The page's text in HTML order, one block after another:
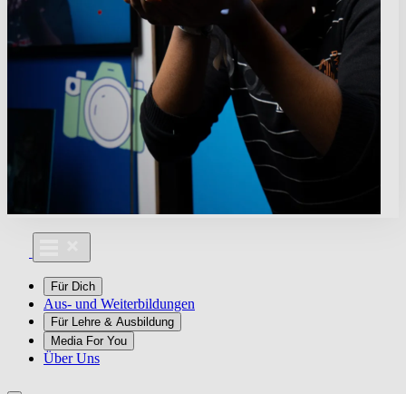
Für Dich
Aus- und Weiterbildungen
Für Lehre & Ausbildung
Media For You
Über Uns